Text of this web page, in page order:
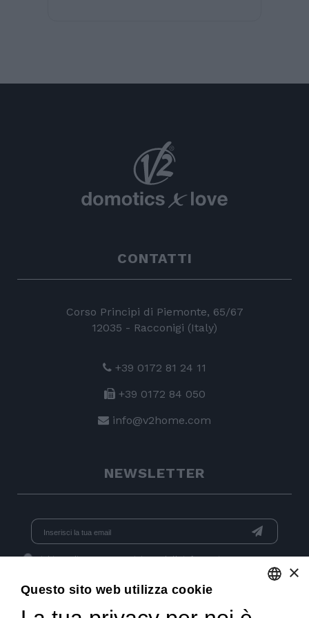
CONTATTI
Corso Principi di Piemonte, 65/67
12035 - Racconigi (Italy)
+39 0172 81 24 11
+39 0172 84 050
info@v2home.com
NEWSLETTER
Dichiaro di aver preso visione dell'informativae acconsento
ENGLISH
×
Questo sito web utilizza cookie